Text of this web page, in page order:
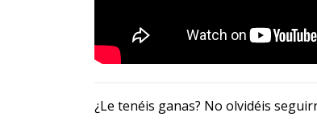
¿Le tenéis ganas? No olvidéis